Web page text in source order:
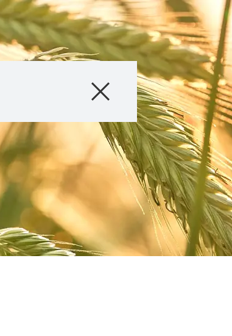
Produtos
Informações
Sobre nós
Contacte nos
Temas
Grupo KWS
kws.com/